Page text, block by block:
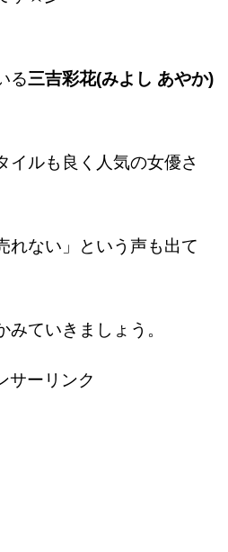
る三吉彩花(みよし あやか)
イルも良く人気の女優さ
れない」という声も出て
ていきましょう。
サーリンク